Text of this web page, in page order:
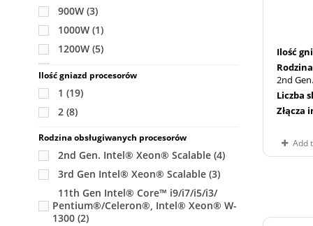
900W (3)
1000W (1)
1200W (5)
2200W
Ilość gniazd procesorów
1 (19)
2 (8)
Rodzina obsługiwanych procesorów
2nd Gen. Intel® Xeon® Scalable (4)
3rd Gen Intel® Xeon® Scalable (3)
11th Gen Intel® Core™ i9/i7/i5/i3/
Pentium®/Celeron®, Intel® Xeon® W-
1300 (2)
Ilość
2nd
Liczba
Złącza
Add